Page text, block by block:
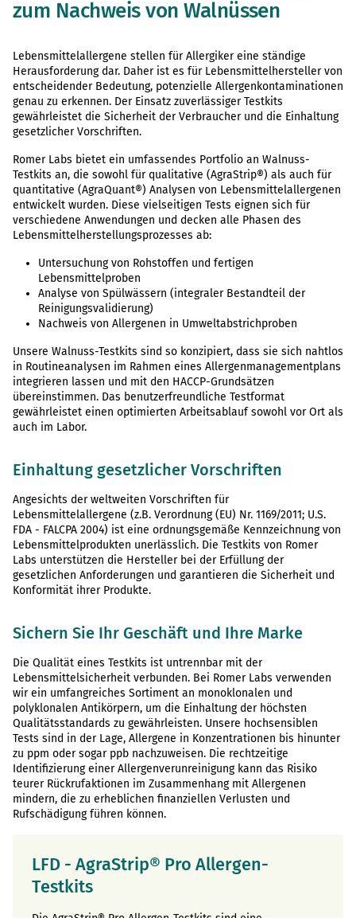
zum Nachweis von Walnüssen
Lebensmittelallergene stellen für Allergiker eine ständige
Herausforderung dar. Daher ist es für Lebensmittelhersteller von
entscheidender Bedeutung, potenzielle Allergenkontaminationen
genau zu erkennen. Der Einsatz zuverlässiger Testkits
gewährleistet die Sicherheit der Verbraucher und die Einhaltung
gesetzlicher Vorschriften.
Romer Labs bietet ein umfassendes Portfolio an Walnuss-
Testkits an, die sowohl für qualitative (AgraStrip®) als auch für
quantitative (AgraQuant®) Analysen von Lebensmittelallergenen
entwickelt wurden. Diese vielseitigen Tests eignen sich für
verschiedene Anwendungen und decken alle Phasen des
Lebensmittelherstellungsprozesses ab:
Untersuchung von Rohstoffen und fertigen
Lebensmittelproben
Analyse von Spülwässern (integraler Bestandteil der
Reinigungsvalidierung)
Nachweis von Allergenen in Umweltabstrichproben
Unsere Walnuss-Testkits sind so konzipiert, dass sie sich nahtlos
in Routineanalysen im Rahmen eines Allergenmanagementplans
integrieren lassen und mit den HACCP-Grundsätzen
übereinstimmen. Das benutzerfreundliche Testformat
gewährleistet einen optimierten Arbeitsablauf sowohl vor Ort als
auch im Labor.
Einhaltung gesetzlicher Vorschriften
Angesichts der weltweiten Vorschriften für
Lebensmittelallergene (z.B. Verordnung (EU) Nr. 1169/2011; U.S.
FDA - FALCPA 2004) ist eine ordnungsgemäße Kennzeichnung von
Lebensmittelprodukten unerlässlich. Die Testkits von Romer
Labs unterstützen die Hersteller bei der Erfüllung der
gesetzlichen Anforderungen und garantieren die Sicherheit und
Konformität ihrer Produkte.
Sichern Sie Ihr Geschäft und Ihre Marke
Die Qualität eines Testkits ist untrennbar mit der
Lebensmittelsicherheit verbunden. Bei Romer Labs verwenden
wir ein umfangreiches Sortiment an monoklonalen und
polyklonalen Antikörpern, um die Einhaltung der höchsten
Qualitätsstandards zu gewährleisten. Unsere hochsensiblen
Tests sind in der Lage, Allergene in Konzentrationen bis hinunter
zu ppm oder sogar ppb nachzuweisen. Die rechtzeitige
Identifizierung einer Allergenverunreinigung kann das Risiko
teurer Rückrufaktionen im Zusammenhang mit Allergenen
mindern, die zu erheblichen finanziellen Verlusten und
Rufschädigung führen können.
LFD - AgraStrip® Pro Allergen-
Testkits